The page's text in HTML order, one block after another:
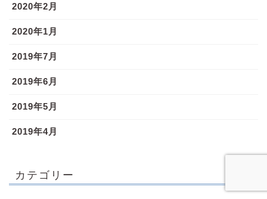
2020年2月
2020年1月
2019年7月
2019年6月
2019年5月
2019年4月
カテゴリー